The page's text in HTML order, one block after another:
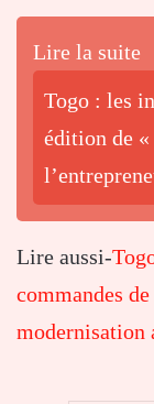
Lire la suite
Togo : les
édition de
Lire aussi-
commandes
modernisation